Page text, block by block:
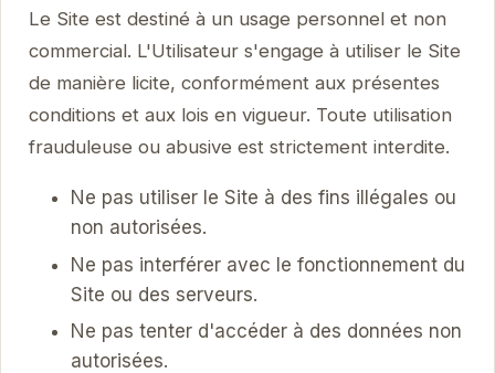
Le Site est destiné à un usage personnel et non
commercial. L'Utilisateur s'engage à utiliser le Site
de manière licite, conformément aux présentes
conditions et aux lois en vigueur. Toute utilisation
frauduleuse ou abusive est strictement interdite.
Ne pas utiliser le Site à des fins illégales ou
non autorisées.
Ne pas interférer avec le fonctionnement du
Site ou des serveurs.
Ne pas tenter d'accéder à des données non
autorisées.